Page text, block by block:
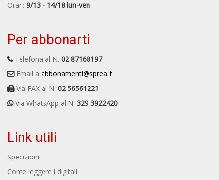
Orari: 9/13 - 14/18 lun-ven
Per abbonarti
Telefona al N. 02 87168197
Email a abbonamenti@sprea.it
Via FAX al N. 02 56561221
Via WhatsApp al N. 329 3922420
Link utili
Spedizioni
Come leggere i digitali